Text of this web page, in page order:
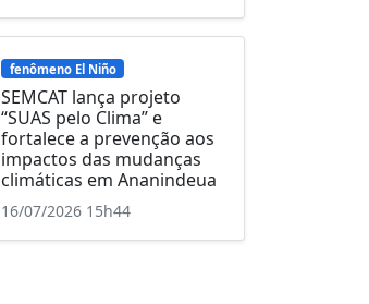
fenômeno El Niño
SEMCAT lança projeto
“SUAS pelo Clima” e
fortalece a prevenção aos
impactos das mudanças
climáticas em Ananindeua
16/07/2026 15h44